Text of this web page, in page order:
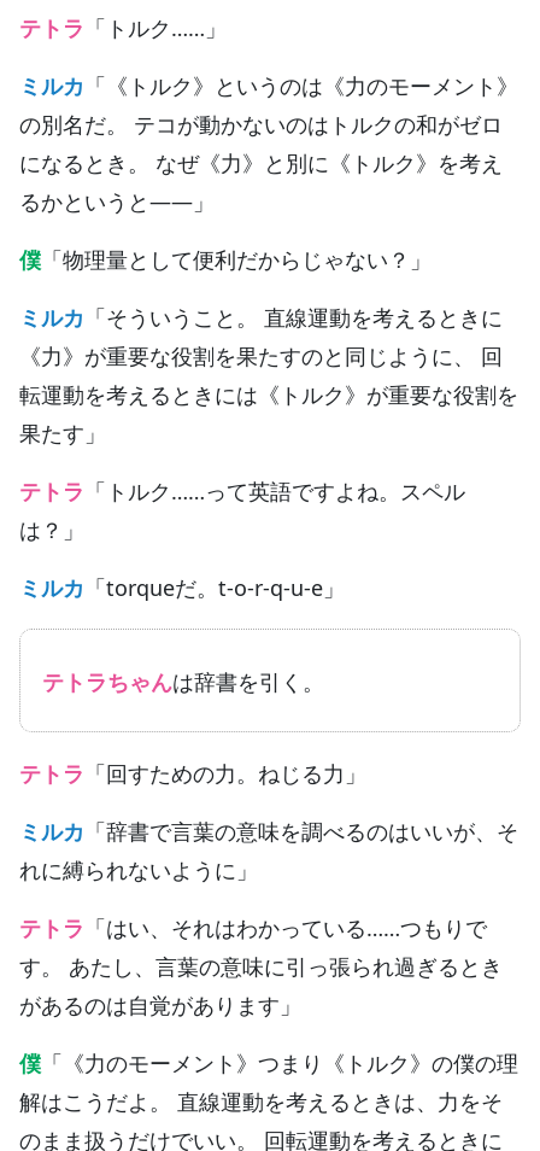
テトラ 「トルク……」
ミルカ 「《トルク》というのは《力のモーメント》
の別名だ。 テコが動かないのはトルクの和がゼロ
になるとき。 なぜ《力》と別に《トルク》を考え
るかというと——」
僕 「物理量として便利だからじゃない？」
ミルカ 「そういうこと。 直線運動を考えるときに
《力》が重要な役割を果たすのと同じように、 回
転運動を考えるときには《トルク》が重要な役割を
果たす」
テトラ 「トルク……って英語ですよね。スペル
は？」
ミルカ 「torqueだ。t-o-r-q-u-e」
テトラちゃんは辞書を引く。
テトラ 「回すための力。ねじる力」
ミルカ 「辞書で言葉の意味を調べるのはいいが、そ
れに縛られないように」
テトラ 「はい、それはわかっている……つもりで
す。 あたし、言葉の意味に引っ張られ過ぎるとき
があるのは自覚があります」
僕 「《力のモーメント》つまり《トルク》の僕の理
解はこうだよ。 直線運動を考えるときは、力をそ
のまま扱うだけでいい。 回転運動を考えるときに